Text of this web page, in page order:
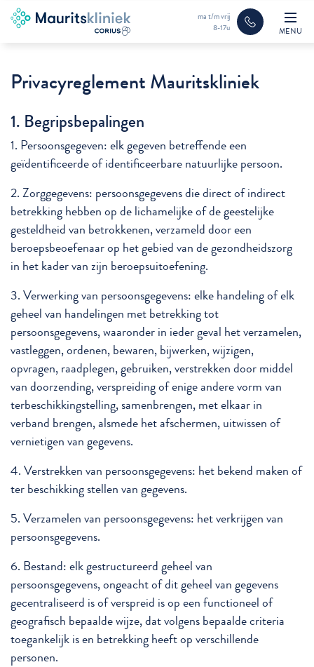
ma t/m vrij
8-17u
MENU
Privacyreglement Mauritskliniek
1. Begripsbepalingen
1. Persoonsgegeven: elk gegeven betreffende een
geïdentificeerde of identificeerbare natuurlijke persoon.
2. Zorggegevens: persoonsgegevens die direct of indirect
betrekking hebben op de lichamelijke of de geestelijke
gesteldheid van betrokkenen, verzameld door een
beroepsbeoefenaar op het gebied van de gezondheidszorg
in het kader van zijn beroepsuitoefening.
3. Verwerking van persoonsgegevens: elke handeling of elk
geheel van handelingen met betrekking tot
persoonsgegevens, waaronder in ieder geval het verzamelen,
vastleggen, ordenen, bewaren, bijwerken, wijzigen,
opvragen, raadplegen, gebruiken, verstrekken door middel
van doorzending, verspreiding of enige andere vorm van
terbeschikkingstelling, samenbrengen, met elkaar in
verband brengen, alsmede het afschermen, uitwissen of
vernietigen van gegevens.
4. Verstrekken van persoonsgegevens: het bekend maken of
ter beschikking stellen van gegevens.
5. Verzamelen van persoonsgegevens: het verkrijgen van
persoonsgegevens.
6. Bestand: elk gestructureerd geheel van
persoonsgegevens, ongeacht of dit geheel van gegevens
gecentraliseerd is of verspreid is op een functioneel of
geografisch bepaalde wijze, dat volgens bepaalde criteria
toegankelijk is en betrekking heeft op verschillende
personen.